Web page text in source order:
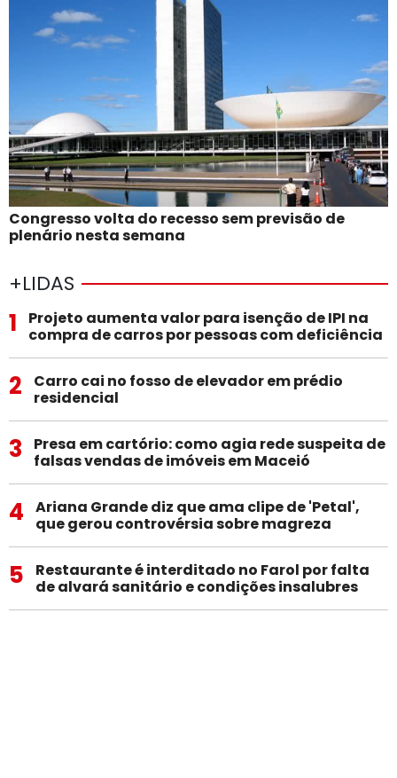
Congresso volta do recesso sem previsão de
plenário nesta semana
+LIDAS
1
Projeto aumenta valor para isenção de IPI na
compra de carros por pessoas com deficiência
2
Carro cai no fosso de elevador em prédio
residencial
3
Presa em cartório: como agia rede suspeita de
falsas vendas de imóveis em Maceió
4
Ariana Grande diz que ama clipe de 'Petal',
que gerou controvérsia sobre magreza
5
Restaurante é interditado no Farol por falta
de alvará sanitário e condições insalubres